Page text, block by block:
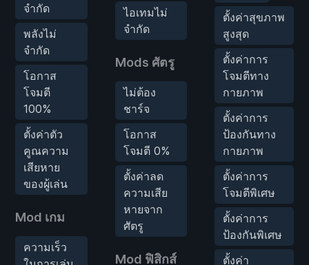
จำกัด
พลังไม่
จำกัด
โอกาส
โจมตี
100%
ตั้งค่าตัว
คูณความ
เสียหาย
ของผู้เล่น
Mod เกม
ความเร็ว
ไอเทมไม่
จำกัด
Mods ศัตรู
ไม่ต้อง
ชาร์จ
โอกาส
โจมตี 0%
ตั้งค่าลด
ความเสีย
หายจาก
ศัตรู
Mod ฟิสิกส์
ตั้งค่าสุขภาพ
สูงสุด
ตั้งค่าการ
โจมตีทาง
กายภาพ
ตั้งค่าการ
ป้องกันทาง
กายภาพ
ตั้งค่าการ
โจมตีพิเศษ
ตั้งค่าการ
ป้องกันพิเศษ
ตั้งค่า